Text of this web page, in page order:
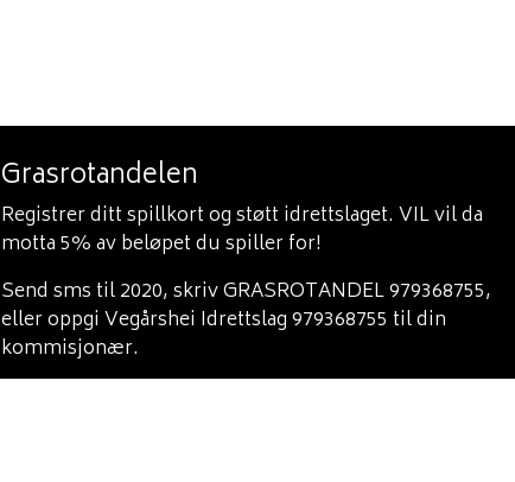
Grasrotandelen
Registrer ditt spillkort og støtt idrettslaget. VIL vil da
motta 5% av beløpet du spiller for!
Send sms til 2020, skriv GRASROTANDEL 979368755,
eller oppgi Vegårshei Idrettslag 979368755 til din
kommisjonær.